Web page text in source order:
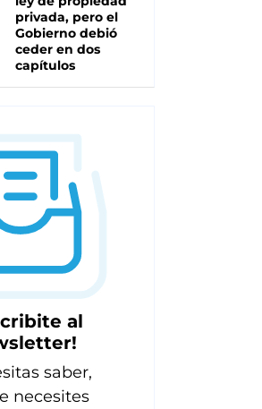
privada, pero el
Gobierno debió
ceder en dos
capítulos
al
saber,
necesites